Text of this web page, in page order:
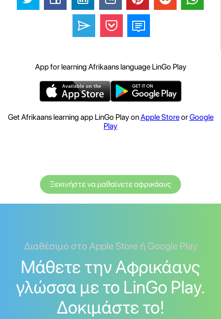
App for learning Afrikaans language LinGo Play
Get Afrikaans learning app LinGo Play onApple StoreorGoogle
Play
Ξεκινήστε να μαθαίνετε αφρικάανς
Διαθέσιμο στο Apple Store ή Google Play
Μάθετε την Αφρικάανς
γλώσσα με το LinGo Play.
Δοκιμάστε το!